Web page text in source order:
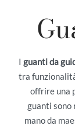
I guanti da
tra
offrire una
guanti sono
mano da